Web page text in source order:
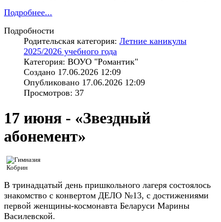
Подробнее...
Подробности
Родительская категория: Летние каникулы
2025/2026 учебного года
Категория: ВОУО "Романтик"
Создано 17.06.2026 12:09
Опубликовано 17.06.2026 12:09
Просмотров: 37
17 июня - «Звездный
абонемент»
В тринадцатый день пришкольного лагеря состоялось
знакомство с конвертом ДЕЛО №13, с достижениями
первой женщины-космонавта Беларуси Марины
Василевской.